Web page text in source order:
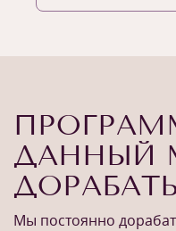
ДАННЫЙ
Мы постоянно